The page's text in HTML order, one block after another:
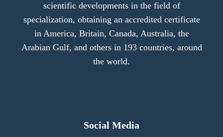
scientific developments in the field of
specialization, obtaining an accredited certificate
in America, Britain, Canada, Australia, the
Arabian Gulf, and others in 193 countries, around
the world.
Social Media